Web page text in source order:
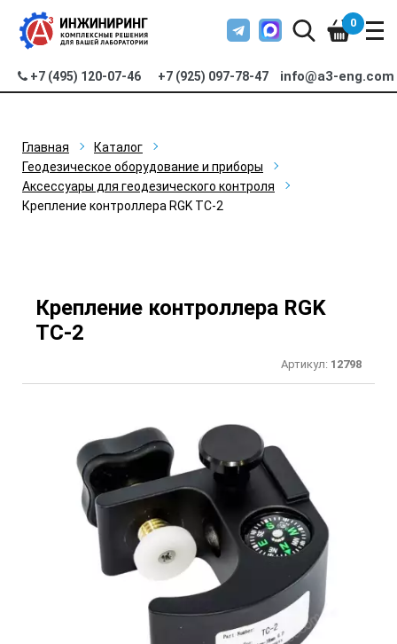
+7 (495) 120-07-46 +7 (925) 097-78-47 info@a3-eng.com
0
Главная
Каталог
Геодезическое оборудование и приборы
Аксессуары для геодезического контроля
Крепление контроллера RGK ТС-2
Крепление контроллера RGK
ТС-2
Артикул: 12798